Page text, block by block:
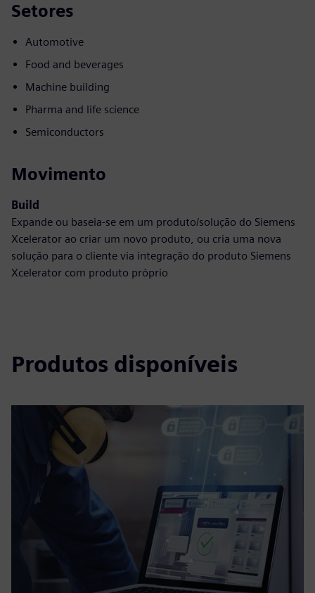
Setores
Automotive
Food and beverages
Machine building
Pharma and life science
Semiconductors
Movimento
Build
Expande ou baseia-se em um produto/solução do Siemens
Xcelerator ao criar um novo produto, ou cria uma nova
solução para o cliente via integração do produto Siemens
Xcelerator com produto próprio
Produtos disponíveis